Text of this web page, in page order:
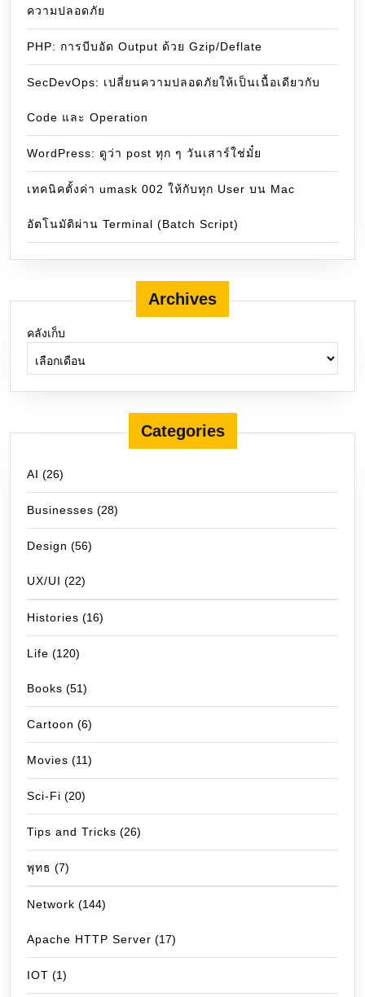
ความปลอดภัย
PHP: การบีบอัด Output ด้วย Gzip/Deflate
SecDevOps: เปลี่ยนความปลอดภัยให้เป็นเนื้อเดียวกับ
Code และ Operation
WordPress: ดูว่า post ทุก ๆ วันเสาร์ใช่มั๋ย
เทคนิคตั้งค่า umask 002 ให้กับทุก User บน Mac
อัตโนมัติผ่าน Terminal (Batch Script)
Archives
คลังเก็บ
Categories
AI (26)
Businesses (28)
Design (56)
UX/UI (22)
Histories (16)
Life (120)
Books (51)
Cartoon (6)
Movies (11)
Sci-Fi (20)
Tips and Tricks (26)
พุทธ (7)
Network (144)
Apache HTTP Server (17)
IOT (1)